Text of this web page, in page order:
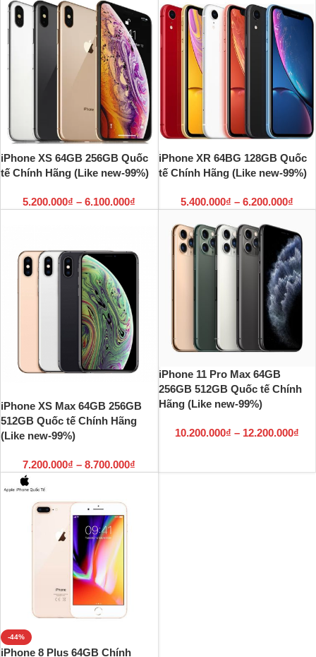
iPhone XS 64GB 256GB Quốc
tế Chính Hãng (Like new-99%)
5.200.000₫ – 6.100.000₫
iPhone XR 64BG 128GB Quốc
tế Chính Hãng (Like new-99%)
5.400.000₫ – 6.200.000₫
iPhone XS Max 64GB 256GB
512GB Quốc tế Chính Hãng
(Like new-99%)
7.200.000₫ – 8.700.000₫
iPhone 11 Pro Max 64GB
256GB 512GB Quốc tế Chính
Hãng (Like new-99%)
10.200.000₫ – 12.200.000₫
-44%
iPhone 8 Plus 64GB Chính